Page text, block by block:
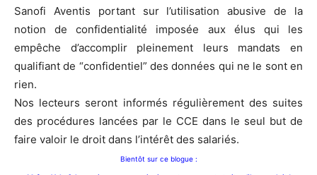
Sanofi Aventis portant sur l’utilisation abusive de la
notion de confidentialité imposée aux élus qui les
empêche d’accomplir pleinement leurs mandats en
qualifiant de “confidentiel” des données qui ne le sont en
rien.
Nos lecteurs seront informés régulièrement des suites
des procédures lancées par le CCE dans le seul but de
faire valoir le droit dans l’intérêt des salariés.
Bientôt sur ce blogue :